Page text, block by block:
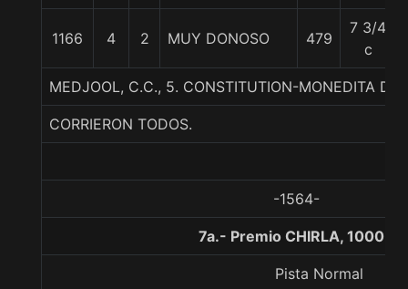
1166 4 2 MUY DONOSO 479
7 3/4
c
MEDJOOL, C.C., 5. CONSTITUTION-MONEDITA DE
CORRIERON TODOS.
-1564-
7a.- Premio CHIRLA, 1000
Pista Normal